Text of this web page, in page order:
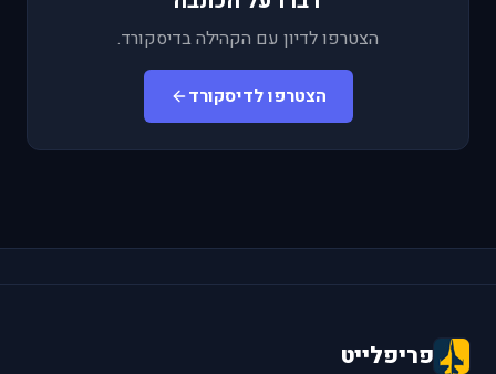
הצטרפו לדיון עם הקהילה בדיסקורד.
הצטרפו לדיסקורד
פריפלייט